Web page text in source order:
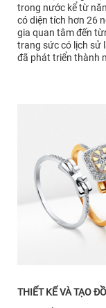
trong nước kể từ
có diện tích hơn 26
gia quan tâm đến
trang sức có lịch sử
đã phát triển thành
THIẾT KẾ VÀ TẠO